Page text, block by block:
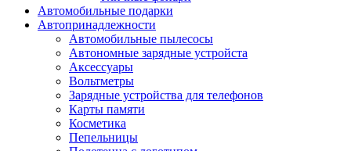
Автомобильные подарки
Автопринадлежности
Автомобильные пылесосы
Автономные зарядные устройста
Аксессуары
Вольтметры
Зарядные устройства для телефонов
Карты памяти
Косметика
Пепельницы